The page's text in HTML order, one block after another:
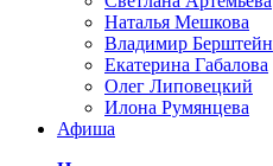
Наталья Мешкова
Владимир Берштейн
Екатерина Габалова
Олег Липовецкий
Илона Румянцева
Афиша